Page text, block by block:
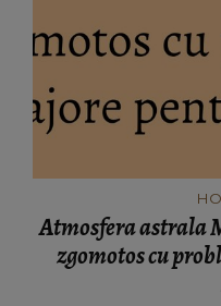
Atmosfera astrala
zgomotos cu